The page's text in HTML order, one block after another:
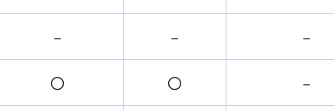
－ － －
〇 〇 －